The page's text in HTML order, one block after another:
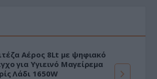
Αέρος 8Lt με ψηφιακό
για Υγιεινό Μαγείρεμα
Λάδι 1650W